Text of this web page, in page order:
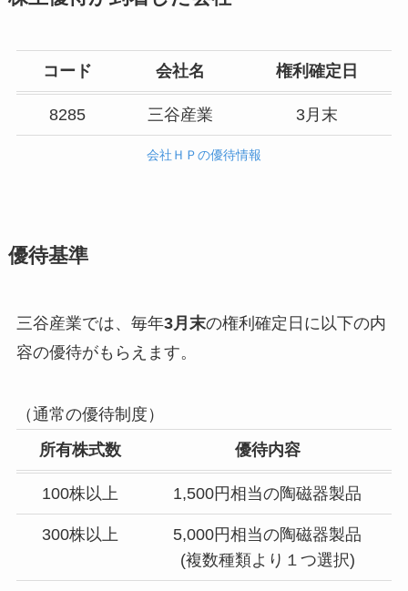
コード 会社名 権利確定日
8285 三谷産業 3月末
会社ＨＰの優待情報
優待基準
三谷産業では、毎年3月末の権利確定日に以下の内
容の優待がもらえます。
（通常の優待制度）
所有株式数
優待内容
100株以上 1,500円相当の陶磁器製品
300株以上
5,000円相当の陶磁器製品
(複数種類より１つ選択)